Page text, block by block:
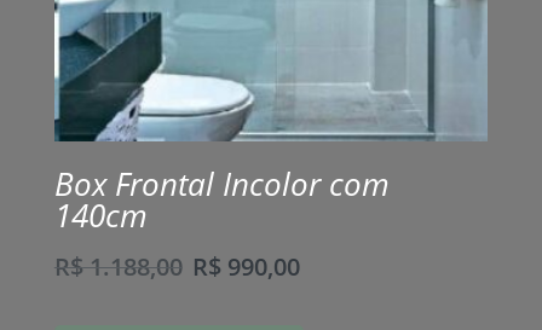
Box Frontal Incolor com
140cm
R$1.188,00 R$990,00